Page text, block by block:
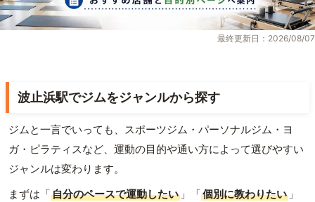
最終更新日：2026/08/07
波止浜駅でジムをジャンルから探す
ジムと一言でいっても、スポーツジム・パーソナルジム・ヨ
ガ・ピラティスなど、運動の目的や通い方によって選びやすい
ジャンルは変わります。
まずは「自分のペースで運動したい 」「個別に教わりたい 」